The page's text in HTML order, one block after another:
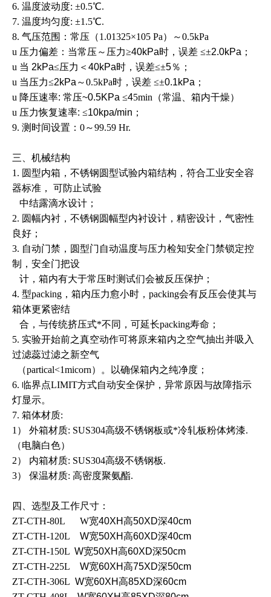
6. 温度波动度: ±0.5℃.
7. 温度均匀度: ±1.5℃.
8. 气压范围：常压（1.01325×105 Pa）～0.5kPa
u 压力偏差：当常压～压力≥40kPa时，误差 ≤±2.0kPa ；
u 当 2kPa≤压力＜ 40kPa时，误差≤±5％；
u 当压力≤2kPa ～0.5kPa时，误差 ≤±0.1kPa ；
u 降压速率: 常压~0.5KPa ≤45min（常温、箱内干燥）
u 压力恢复速率: ≤10kpa/min ；
9. 测时间设置：0～99.59 Hr.
三、机械结构
1. 圆型内箱，不锈钢圆型试验内箱结构，符合工业安全容
器标准， 可防止试验
中结露滴水设计；
2. 圆幅内衬，不锈钢圆幅型内衬设计，精密设计，气密性
良好；
3. 自动门禁，圆型门自动温度与压力检知安全门禁锁定控
制，安全门把设
计，箱内有大于常压时测试们会被反压保护；
4. 型packing，箱内压力愈小时，packing会有反压会使其与
箱体更紧密结
合，与传统挤压式*不同，可延长packing寿命；
5. 实验开始前之真空动作可将原来箱内之空气抽出并吸入
过滤蕊过滤之新空气
（partical<1micorn）。以确保箱内之纯净度；
6. 临界点LIMIT方式自动安全保护，异常原因与故障指示
灯显示。
7. 箱体材质:
1） 外箱材质: SUS304高级不锈钢板或*冷轧板粉体烤漆.
（电脑白色）
2） 内箱材质: SUS304高级不锈钢板.
3） 保温材质: 高密度聚氨酯.
四、选型及工作尺寸：
ZT-CTH-80L
W宽40XH高50XD深40cm
ZT-CTH-120L W宽50XH高60XD深40cm
ZT-CTH-150L W宽50XH高60XD深50cm
ZT-CTH-225L W宽60XH高75XD深50cm
ZT-CTH-306L W宽60XH高85XD深60cm